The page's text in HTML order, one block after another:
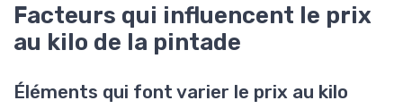
Facteurs qui influencent le prix
au kilo de la pintade
Éléments qui font varier le prix au kilo